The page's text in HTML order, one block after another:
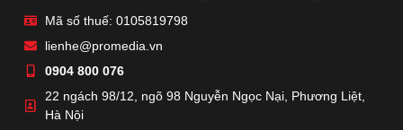
Mã số thuế: 0105819798
lienhe@promedia.vn
0904 800 076
22 ngách 98/12, ngõ 98 Nguyễn Ngọc Nại, Phương Liệt,
Hà Nội